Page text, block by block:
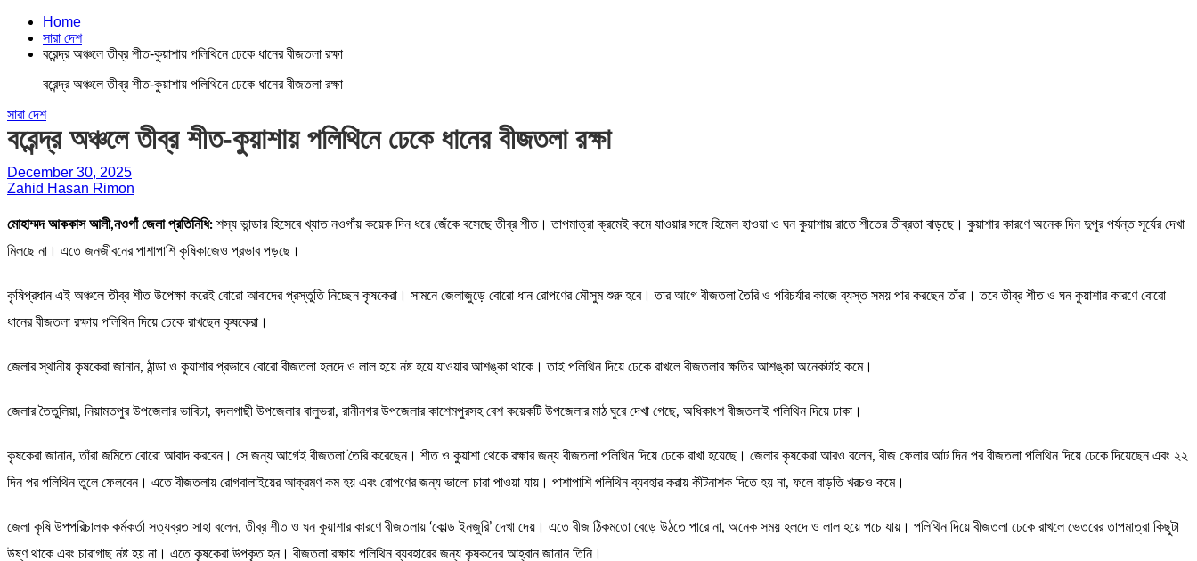
Home
সারা দেশ
বরেন্দ্র অঞ্চলে তীব্র শীত-কুয়াশায় পলিথিনে ঢেকে ধানের বীজতলা রক্ষা
বরেন্দ্র অঞ্চলে তীব্র শীত-কুয়াশায় পলিথিনে ঢেকে ধানের বীজতলা রক্ষা
সারা দেশ
বরেন্দ্র অঞ্চলে তীব্র শীত-কুয়াশায় পলিথিনে ঢেকে ধানের বীজতলা রক্ষা
December 30, 2025
Zahid Hasan Rimon
মোহাম্মদ আককাস আলী,নওগাঁ জেলা প্রতিনিধি: শস্য ভান্ডার হিসেবে খ্যাত নওগাঁয় কয়েক দিন ধরে জেঁকে বসেছে তীব্র শীত। তাপমাত্রা ক্রমেই কমে যাওয়ার সঙ্গে হিমেল হাওয়া ও ঘন কুয়াশায় রাতে শীতের তীব্রতা বাড়ছে। কুয়াশার কারণে অনেক দিন দুপুর পর্যন্ত সূর্যের দেখা
মিলছে না। এতে জনজীবনের পাশাপাশি কৃষিকাজেও প্রভাব পড়ছে।
কৃষিপ্রধান এই অঞ্চলে তীব্র শীত উপেক্ষা করেই বোরো আবাদের প্রস্তুতি নিচ্ছেন কৃষকেরা। সামনে জেলাজুড়ে বোরো ধান রোপণের মৌসুম শুরু হবে। তার আগে বীজতলা তৈরি ও পরিচর্যার কাজে ব্যস্ত সময় পার করছেন তাঁরা। তবে তীব্র শীত ও ঘন কুয়াশার কারণে বোরো
ধানের বীজতলা রক্ষায় পলিথিন দিয়ে ঢেকে রাখছেন কৃষকেরা।
জেলার স্থানীয় কৃষকেরা জানান, ঠান্ডা ও কুয়াশার প্রভাবে বোরো বীজতলা হলদে ও লাল হয়ে নষ্ট হয়ে যাওয়ার আশঙ্কা থাকে। তাই পলিথিন দিয়ে ঢেকে রাখলে বীজতলার ক্ষতির আশঙ্কা অনেকটাই কমে।
জেলার তৈতুলিয়া, নিয়ামতপুর উপজেলার ভাবিচা, বদলগাছী উপজেলার বালুভরা, রানীনগর উপজেলার কাশেমপুরসহ বেশ কয়েকটি উপজেলার মাঠ ঘুরে দেখা গেছে, অধিকাংশ বীজতলাই পলিথিন দিয়ে ঢাকা।
কৃষকেরা জানান, তাঁরা জমিতে বোরো আবাদ করবেন। সে জন্য আগেই বীজতলা তৈরি করেছেন। শীত ও কুয়াশা থেকে রক্ষার জন্য বীজতলা পলিথিন দিয়ে ঢেকে রাখা হয়েছে। জেলার কৃষকেরা আরও বলেন, বীজ ফেলার আট দিন পর বীজতলা পলিথিন দিয়ে ঢেকে দিয়েছেন এবং ২২
দিন পর পলিথিন তুলে ফেলবেন। এতে বীজতলায় রোগবালাইয়ের আক্রমণ কম হয় এবং রোপণের জন্য ভালো চারা পাওয়া যায়। পাশাপাশি পলিথিন ব্যবহার করায় কীটনাশক দিতে হয় না, ফলে বাড়তি খরচও কমে।
জেলা কৃষি উপপরিচালক কর্মকর্তা সত্যব্রত সাহা বলেন, তীব্র শীত ও ঘন কুয়াশার কারণে বীজতলায় ‘কোল্ড ইনজুরি’ দেখা দেয়। এতে বীজ ঠিকমতো বেড়ে উঠতে পারে না, অনেক সময় হলদে ও লাল হয়ে পচে যায়। পলিথিন দিয়ে বীজতলা ঢেকে রাখলে ভেতরের তাপমাত্রা কিছুটা
উষ্ণ থাকে এবং চারাগাছ নষ্ট হয় না। এতে কৃষকেরা উপকৃত হন। বীজতলা রক্ষায় পলিথিন ব্যবহারের জন্য কৃষকদের আহ্বান জানান তিনি।